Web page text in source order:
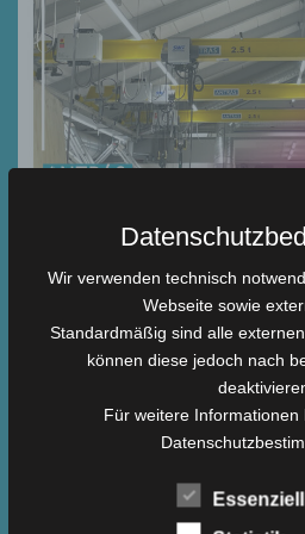
Modernisierung der
In der sich ständig
Fertigungstechnologie ist
Produktionsanlagen zu
Anforderungen gerecht zu werden.
kürzlich ihre Fertigungshallen
Produktionskapazitäten zu
Seydelmann beauftragt, sie in
und unsere Fachkompetenz
Wir verwenden technisch
Webseite sowie
Standardmäßig sind alle
können diese jedoch nach
Für weitere Informationen
Essenziell